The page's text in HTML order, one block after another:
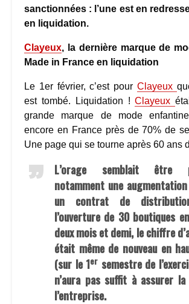
sanctionnées : l’une est en
en liquidation.
Clayeux, la dernière marque de
Made in France en liquidation
Le 1er février, c’est pour Clayeux
est tombé. Liquidation !Clayeux
grande marque de mode
encore en France près de 70% de
Une page qui se tourne après 60 ans
L’orage semblait être
notamment une
un contrat de
l’ouverture de 30 boutiques
deux mois et demi, le chiffre
était même de nouveau en
(sur le 1er semestre de
n’aura pas suffit à assurer
l’entreprise.